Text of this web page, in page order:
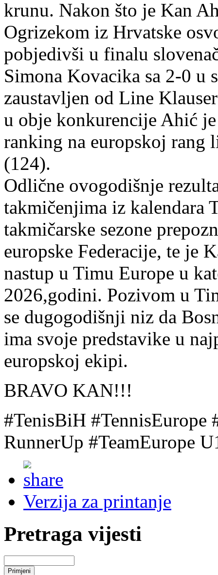
krunu. Nakon što je Kan
Ogrizekom iz Hrvatske
pobjedivši u finalu
Simona Kovacika sa 2-0 u
zaustavljen od Line
u obje konkurencije Ahić
ranking na europskoj rang
(124).
Odlične ovogodišnje
takmičenjima iz kalendara
takmičarske sezone
europske Federacije, te je
nastup u Timu Europe u
2026,godini. Pozivom u
se dugogodišnji niz da
ima svoje predstavike u
europskoj ekipi.
BRAVO KAN!!!
#TenisBiH #TennisEurope
RunnerUp #TeamEurope
Verzija za printanje
Pretraga vijesti